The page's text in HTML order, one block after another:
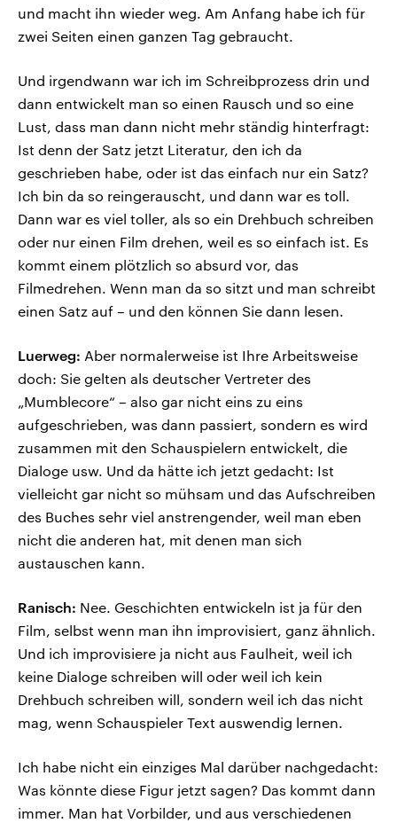
und macht ihn wieder weg. Am Anfang habe ich für
zwei Seiten einen ganzen Tag gebraucht.
Und irgendwann war ich im Schreibprozess drin und
dann entwickelt man so einen Rausch und so eine
Lust, dass man dann nicht mehr ständig hinterfragt:
Ist denn der Satz jetzt Literatur, den ich da
geschrieben habe, oder ist das einfach nur ein Satz?
Ich bin da so reingerauscht, und dann war es toll.
Dann war es viel toller, als so ein Drehbuch schreiben
oder nur einen Film drehen, weil es so einfach ist. Es
kommt einem plötzlich so absurd vor, das
Filmedrehen. Wenn man da so sitzt und man schreibt
einen Satz auf – und den können Sie dann lesen.
Luerweg: Aber normalerweise ist Ihre Arbeitsweise
doch: Sie gelten als deutscher Vertreter des
„Mumblecore“ – also gar nicht eins zu eins
aufgeschrieben, was dann passiert, sondern es wird
zusammen mit den Schauspielern entwickelt, die
Dialoge usw. Und da hätte ich jetzt gedacht: Ist
vielleicht gar nicht so mühsam und das Aufschreiben
des Buches sehr viel anstrengender, weil man eben
nicht die anderen hat, mit denen man sich
austauschen kann.
Ranisch: Nee. Geschichten entwickeln ist ja für den
Film, selbst wenn man ihn improvisiert, ganz ähnlich.
Und ich improvisiere ja nicht aus Faulheit, weil ich
keine Dialoge schreiben will oder weil ich kein
Drehbuch schreiben will, sondern weil ich das nicht
mag, wenn Schauspieler Text auswendig lernen.
Ich habe nicht ein einziges Mal darüber nachgedacht:
Was könnte diese Figur jetzt sagen? Das kommt dann
immer. Man hat Vorbilder, und aus verschiedenen